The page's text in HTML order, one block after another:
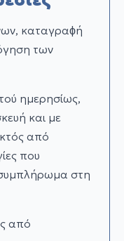
καταγραϕή
των
ημερησίως,
και µε
από
που
στη
από